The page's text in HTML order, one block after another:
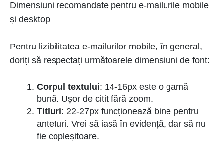
Dimensiuni recomandate pentru e-mailurile mobile
și desktop
Pentru lizibilitatea e-mailurilor mobile, în general,
doriți să respectați următoarele dimensiuni de font:
Corpul textului: 14-16px este o gamă
bună. Ușor de citit fără zoom.
Titluri: 22-27px funcționează bine pentru
anteturi. Vrei să iasă în evidență, dar să nu
fie copleșitoare.